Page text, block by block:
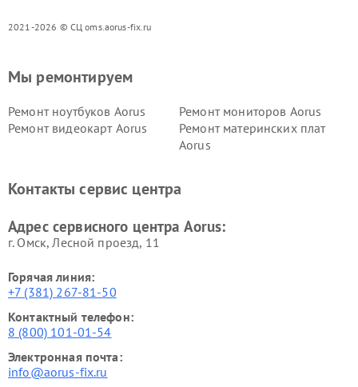
2021-2026 © СЦ oms.aorus-fix.ru
Мы ремонтируем
Ремонт ноутбуков Aorus
Ремонт мониторов Aorus
Ремонт видеокарт Aorus
Ремонт материнских плат
Aorus
Контакты сервис центра
Адрес сервисного центра Aorus:
г. Омск, ​Лесной проезд, 11
Горячая линия:
+7 (381) 267-81-50
Контактный телефон:
8 (800) 101-01-54
Электронная почта:
info@aorus-fix.ru